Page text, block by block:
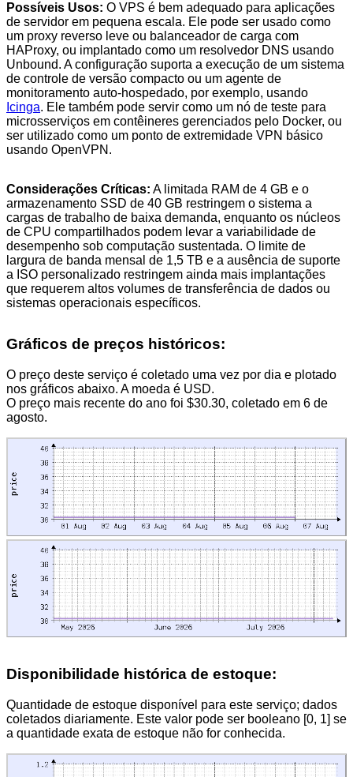
Possíveis Usos: O VPS é bem adequado para aplicações
de servidor em pequena escala. Ele pode ser usado como
um proxy reverso leve ou balanceador de carga com
HAProxy, ou implantado como um resolvedor DNS usando
Unbound. A configuração suporta a execução de um sistema
de controle de versão compacto ou um agente de
monitoramento auto-hospedado, por exemplo, usando
Icinga. Ele também pode servir como um nó de teste para
microsserviços em contêineres gerenciados pelo Docker, ou
ser utilizado como um ponto de extremidade VPN básico
usando OpenVPN.
Considerações Críticas: A limitada RAM de 4 GB e o
armazenamento SSD de 40 GB restringem o sistema a
cargas de trabalho de baixa demanda, enquanto os núcleos
de CPU compartilhados podem levar a variabilidade de
desempenho sob computação sustentada. O limite de
largura de banda mensal de 1,5 TB e a ausência de suporte
a ISO personalizado restringem ainda mais implantações
que requerem altos volumes de transferência de dados ou
sistemas operacionais específicos.
Gráficos de preços históricos:
O preço deste serviço é coletado uma vez por dia e plotado
nos gráficos abaixo. A moeda é USD.
O preço mais recente do ano foi $30.30, coletado em 6 de
agosto.
Disponibilidade histórica de estoque:
Quantidade de estoque disponível para este serviço; dados
coletados diariamente. Este valor pode ser booleano [0, 1] se
a quantidade exata de estoque não for conhecida.